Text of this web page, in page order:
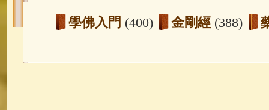
學佛入門 (400) 金剛經 (388)
玉曆寶鈔(236) 地藏經(225)